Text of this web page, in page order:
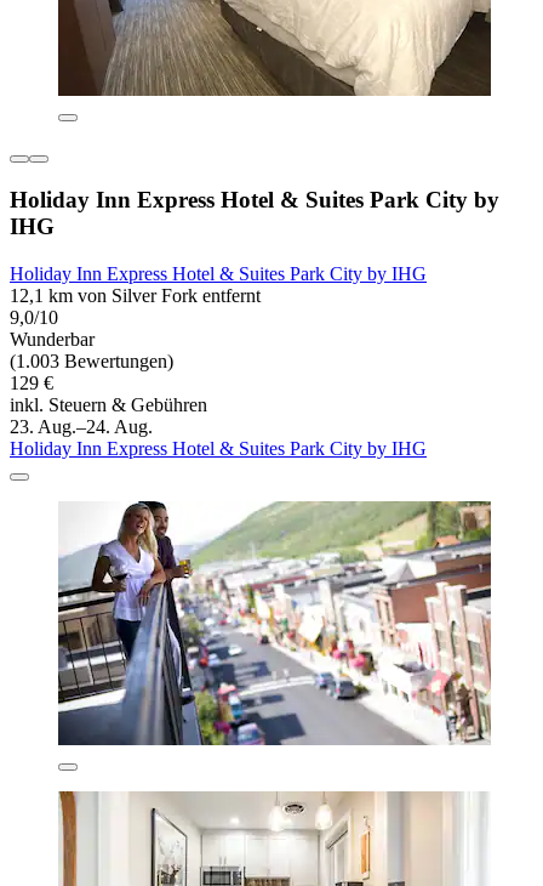
Holiday Inn Express Hotel & Suites Park City by
IHG
Holiday Inn Express Hotel & Suites Park City by IHG
12,1 km von Silver Fork entfernt
9,0/10
Wunderbar
(1.003 Bewertungen)
129 €
inkl. Steuern & Gebühren
23. Aug.–24. Aug.
Holiday Inn Express Hotel & Suites Park City by IHG